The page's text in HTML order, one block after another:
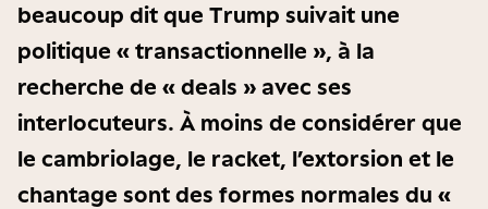
beaucoup dit que Trump suivait une
politique « transactionnelle », à la
recherche de « deals » avec ses
interlocuteurs. À moins de considérer que
le cambriolage, le racket, l’extorsion et le
chantage sont des formes normales du «